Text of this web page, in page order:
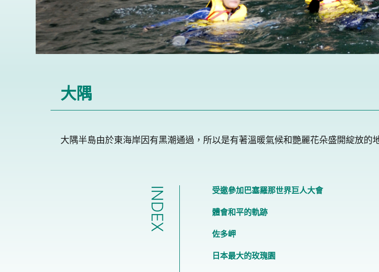
大隅
大隅半島由於東海岸因有黑潮通過，所以是有著溫暖氣候和艷麗花朵盛開綻放的
INDEX 受邀參加巴塞羅那世界巨人大會
體會和平的軌跡
佐多岬
日本最大的玫瑰園